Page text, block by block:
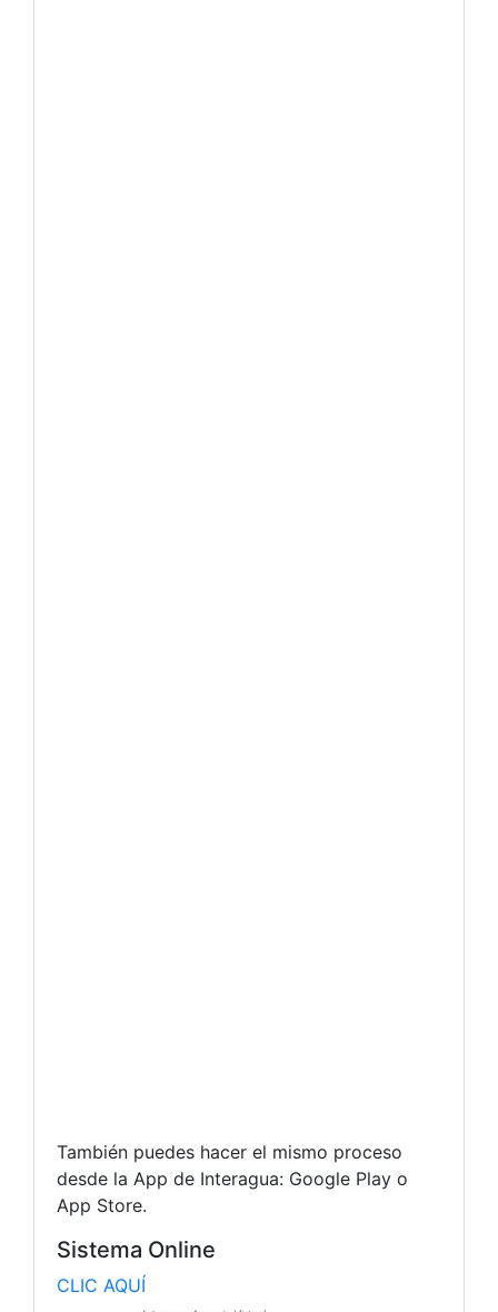
También puedes hacer el mismo proceso
desde la App de Interagua: Google Play o
App Store.
Sistema Online
CLIC AQUÍ